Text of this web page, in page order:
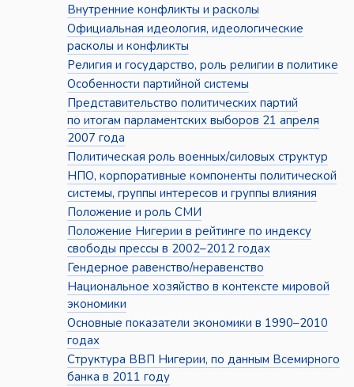
Внутренние конфликты и расколы
Официальная идеология, идеологические
расколы и конфликты
Религия и государство, роль религии в политике
Особенности партийной системы
Представительство политических партий
по итогам парламентских выборов 21 апреля
2007 года
Политическая роль военных/силовых структур
НПО, корпоративные компоненты политической
системы, группы интересов и группы влияния
Положение и роль СМИ
Положение Нигерии в рейтинге по индексу
свободы прессы в 2002–2012 годах
Гендерное равенство/неравенство
Национальное хозяйство в контексте мировой
экономики
Основные показатели экономики в 1990–2010
годах
Структура ВВП Нигерии, по данным Всемирного
банка в 2011 году